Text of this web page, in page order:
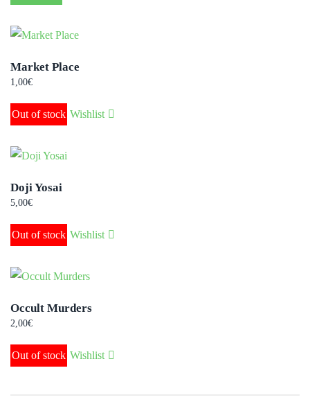
Market Place
1,00€
Out of stock Wishlist
Doji Yosai
5,00€
Out of stock Wishlist
Occult Murders
2,00€
Out of stock Wishlist